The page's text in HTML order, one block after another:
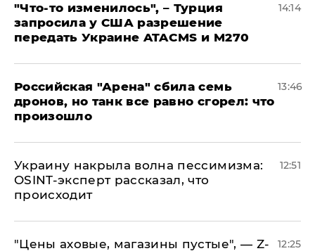
​"Что-то изменилось", – Турция
запросила у США разрешение
передать Украине ATACMS и M270
14:14
​Российская "Арена" сбила семь
дронов, но танк все равно сгорел: что
произошло
13:46
​Украину накрыла волна пессимизма:
OSINT-эксперт рассказал, что
происходит
12:51
​"Цены аховые, магазины пустые", — Z-
12:25